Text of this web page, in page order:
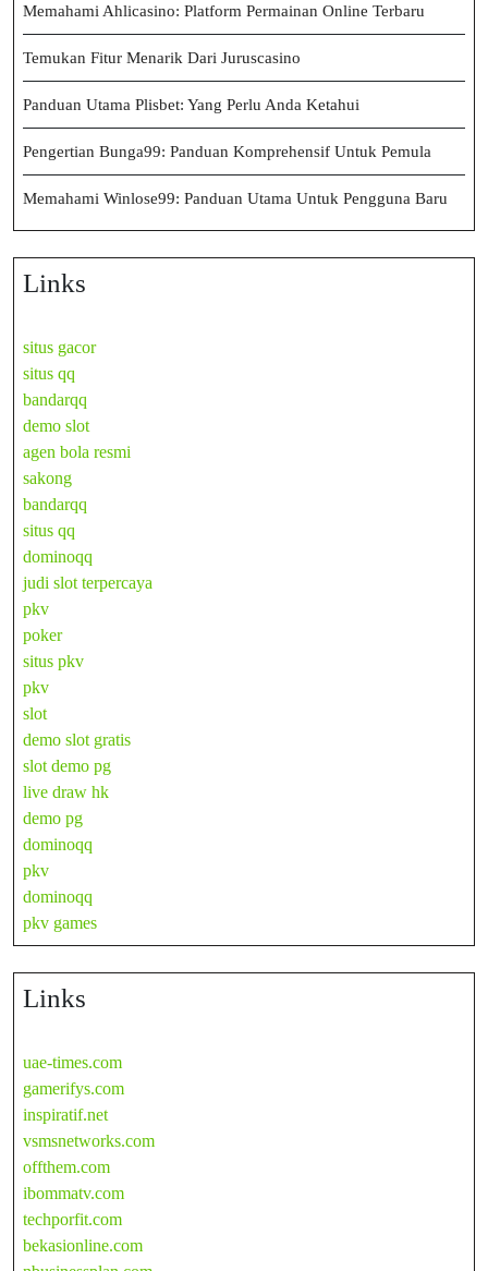
Memahami Ahlicasino: Platform Permainan Online Terbaru
Temukan Fitur Menarik Dari Juruscasino
Panduan Utama Plisbet: Yang Perlu Anda Ketahui
Pengertian Bunga99: Panduan Komprehensif Untuk Pemula
Memahami Winlose99: Panduan Utama Untuk Pengguna Baru
Links
situs gacor
situs qq
bandarqq
demo slot
agen bola resmi
sakong
bandarqq
situs qq
dominoqq
judi slot terpercaya
pkv
poker
situs pkv
pkv
slot
demo slot gratis
slot demo pg
live draw hk
demo pg
dominoqq
pkv
dominoqq
pkv games
Links
uae-times.com
gamerifys.com
inspiratif.net
vsmsnetworks.com
offthem.com
ibommatv.com
techporfit.com
bekasionline.com